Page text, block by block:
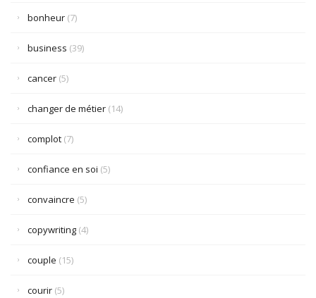
bonheur (7)
business (39)
cancer (5)
changer de métier (14)
complot (7)
confiance en soi (5)
convaincre (5)
copywriting (4)
couple (15)
courir (5)